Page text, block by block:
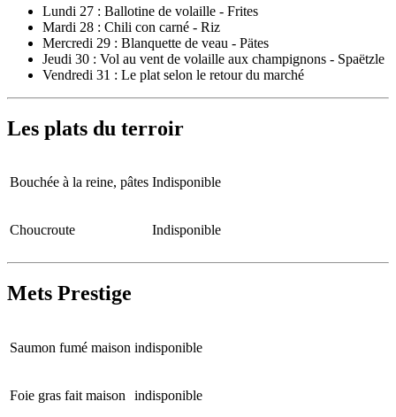
Lundi 27 : Ballotine de volaille - Frites
Mardi 28 : Chili con carné - Riz
Mercredi 29 : Blanquette de veau - Pätes
Jeudi 30 : Vol au vent de volaille aux champignons - Spaëtzle
Vendredi 31 : Le plat selon le retour du marché
Les plats du terroir
Bouchée à la reine, pâtes Indisponible
Choucroute Indisponible
Mets Prestige
Saumon fumé maison indisponible
Foie gras fait maison indisponible